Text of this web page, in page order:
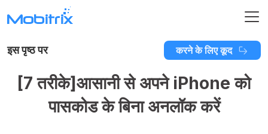
इस पृष्ठ पर करने के लिए कूद
[7 तरीके]आसानी से अपने iPhone को
पासकोड के बिना अनलॉक करें